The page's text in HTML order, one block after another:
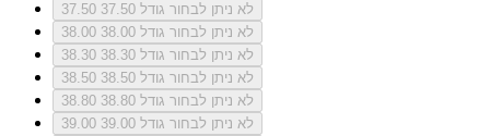
37.50
לא ניתן לבחור גודל 37.50
38.00
לא ניתן לבחור גודל 38.00
38.30
לא ניתן לבחור גודל 38.30
38.50
לא ניתן לבחור גודל 38.50
38.80
לא ניתן לבחור גודל 38.80
39.00
לא ניתן לבחור גודל 39.00